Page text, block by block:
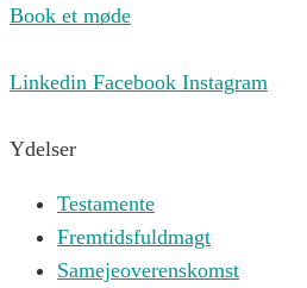
Book et møde
Linkedin Facebook Instagram
Ydelser
Testamente
Fremtidsfuldmagt
Samejeoverenskomst